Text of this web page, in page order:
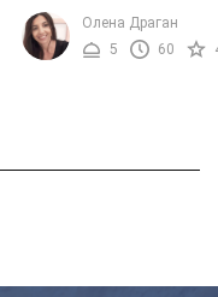
близьких. Тушковані
м'якою картоплею
байдужим. Готуйте ...
Олена Драган
5
60